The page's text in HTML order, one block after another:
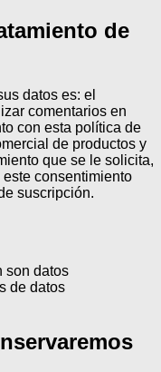
de
datos es: el
comentarios en
con esta política de
de productos y
que se le solicita,
consentimiento
suscripción.
son datos
de datos